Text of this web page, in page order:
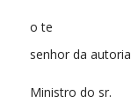
o te
senhor da autoria
Ministro do sr.